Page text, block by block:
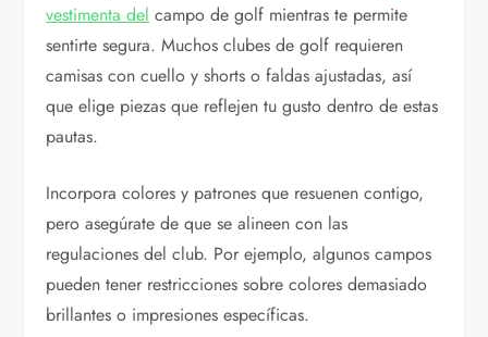
vestimenta del campo de golf mientras te permite
sentirte segura. Muchos clubes de golf requieren
camisas con cuello y shorts o faldas ajustadas, así
que elige piezas que reflejen tu gusto dentro de estas
pautas.
Incorpora colores y patrones que resuenen contigo,
pero asegúrate de que se alineen con las
regulaciones del club. Por ejemplo, algunos campos
pueden tener restricciones sobre colores demasiado
brillantes o impresiones específicas.